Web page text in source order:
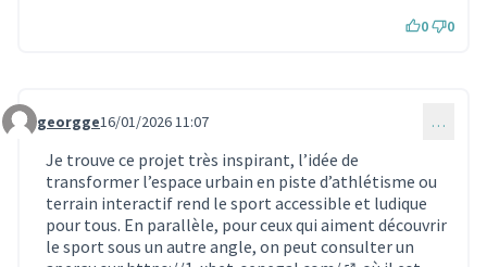
0 0
Commentaire 2060
georgge16/01/2026 11:07 …
Je trouve ce projet très inspirant, l’idée de
transformer l’espace urbain en piste d’athlétisme ou
terrain interactif rend le sport accessible et ludique
pour tous. En parallèle, pour ceux qui aiment découvrir
le sport sous un autre angle, on peut consulter un